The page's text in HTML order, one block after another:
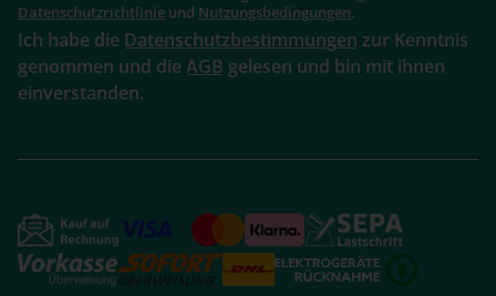
Datenschutzrichtlinie und Nutzungsbedingungen.
Ich habe die Datenschutzbestimmungen zur Kenntnis
genommen und die AGB gelesen und bin mit ihnen
einverstanden.